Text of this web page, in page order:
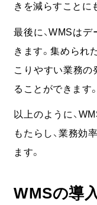
きを減らすことに
最後に、WMSは
きます。集められ
こりやすい業務の
ることができます。
以上のように、
もたらし、業務効
ます。
WMSの導